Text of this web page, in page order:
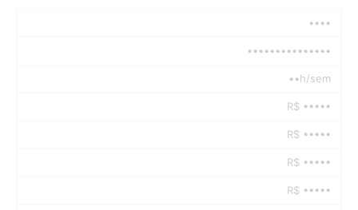
••••
•••••••••••••••
••h/sem
R$ •••••
R$ •••••
R$ •••••
R$ •••••